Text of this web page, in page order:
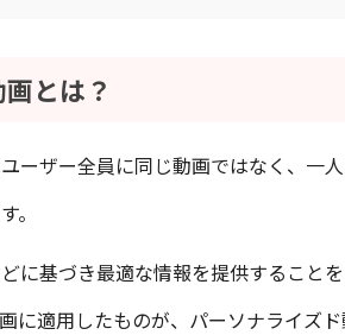
とは？
ーザー全員に同じ動画ではなく、一
。
に基づき最適な情報を提供すること
に適用したものが、パーソナライズド